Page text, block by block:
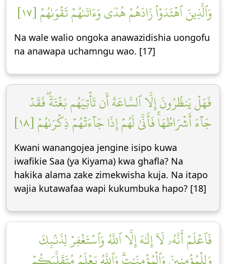
وَٱلَّذِينَ ٱهۡتَدَوۡاْ زَادَهُمۡ هُدٗى وَءَاتَىٰهُمۡ تَقۡوَىٰهُمۡ [١٧]
Na wale walio ongoka anawazidishia uongofu
na anawapa uchamngu wao. [17]
فَهَلۡ يَنظُرُونَ إِلَّا ٱلسَّاعَةَ أَن تَأۡتِيَهُم بَغۡتَةٗۖ فَقَدۡ
جَآءَ أَشۡرَاطُهَاۚ فَأَنَّىٰ لَهُمۡ إِذَا جَآءَتۡهُمۡ ذِكۡرَىٰهُمۡ [١٨]
Kwani wanangojea jengine isipo kuwa
iwafikie Saa (ya Kiyama) kwa ghafla? Na
hakika alama zake zimekwisha kuja. Na itapo
wajia kutawafaa wapi kukumbuka hapo? [18]
فَٱعۡلَمۡ أَنَّهُۥ لَآ إِلَٰهَ إِلَّا ٱللَّهُ وَٱسۡتَغۡفِرۡ لِذَنۢبِكَ